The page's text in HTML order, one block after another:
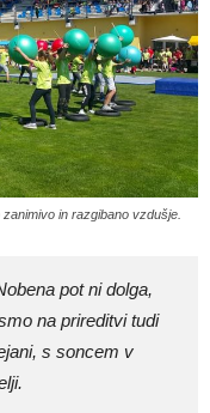
in razgibano vzdušje.
pot ni dolga,
na prireditvi tudi
s soncem v